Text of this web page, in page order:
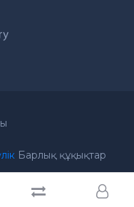
Барлық құқықтар